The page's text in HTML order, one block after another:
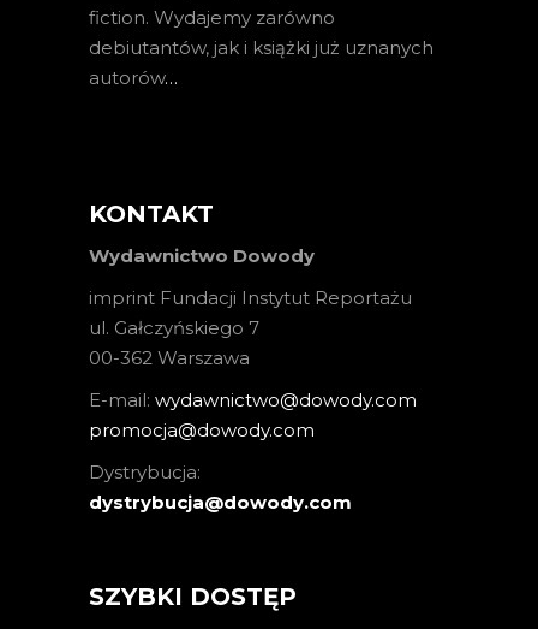
fiction. Wydajemy zarówno
debiutantów, jak i książki już uznanych
autorów…
KONTAKT
Wydawnictwo Dowody
imprint Fundacji Instytut Reportażu
ul. Gałczyńskiego 7
00-362 Warszawa
E-mail: wydawnictwo@dowody.com
promocja@dowody.com
Dystrybucja:
dystrybucja@dowody.com
SZYBKI DOSTĘP